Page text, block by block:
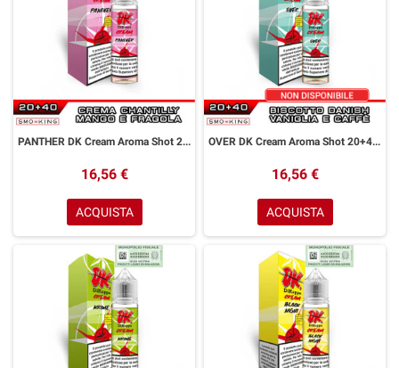
PANTHER DK Cream Aroma Shot 20+40 ml Easy Vape Crema Chantilly Mango Fragola
16,56 €
ACQUISTA
OVER DK Cream Aroma Shot 20+40 ml Easy Vape Biscotto Vaniglia Caffè
16,56 €
ACQUISTA